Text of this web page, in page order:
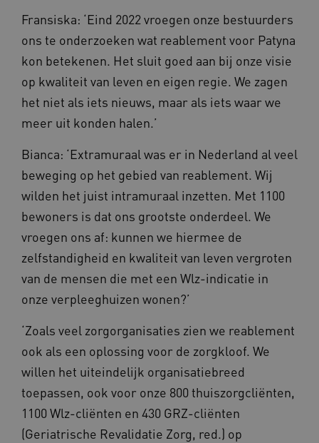
Fransiska: ‘Eind 2022 vroegen onze bestuurders
ons te onderzoeken wat reablement voor Patyna
kon betekenen. Het sluit goed aan bij onze visie
op kwaliteit van leven en eigen regie. We zagen
het niet als iets nieuws, maar als iets waar we
meer uit konden halen.’
Bianca: ‘Extramuraal was er in Nederland al veel
beweging op het gebied van reablement. Wij
wilden het juist intramuraal inzetten. Met 1100
bewoners is dat ons grootste onderdeel. We
vroegen ons af: kunnen we hiermee de
zelfstandigheid en kwaliteit van leven vergroten
van de mensen die met een Wlz-indicatie in
onze verpleeghuizen wonen?’
‘Zoals veel zorgorganisaties zien we reablement
ook als een oplossing voor de zorgkloof. We
willen het uiteindelijk organisatiebreed
toepassen, ook voor onze 800 thuiszorgcliënten,
1100 Wlz-cliënten en 430 GRZ-cliënten
(Geriatrische Revalidatie Zorg, red.) op